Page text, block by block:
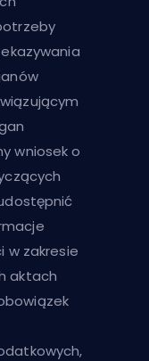
wniosek o
w zakresie
aktach